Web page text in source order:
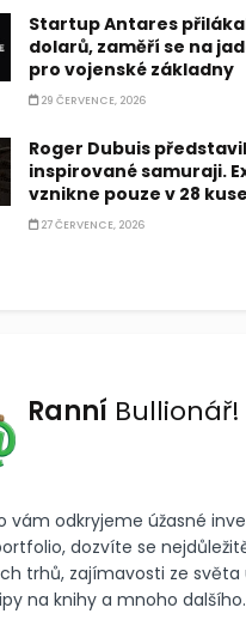
Startup Antares
dolarů, zaměří se na
pro vojenské základny
29 ČERVENCE, 2026
Roger Dubuis
inspirované samuraji.
vznikne pouze v 28
27 ČERVENCE, 2026
Ranní Bullionář!
vám odkryjeme úžasné
dozvíte se
trhů, zajímavosti ze světa
na knihy a mnoho dalšího.